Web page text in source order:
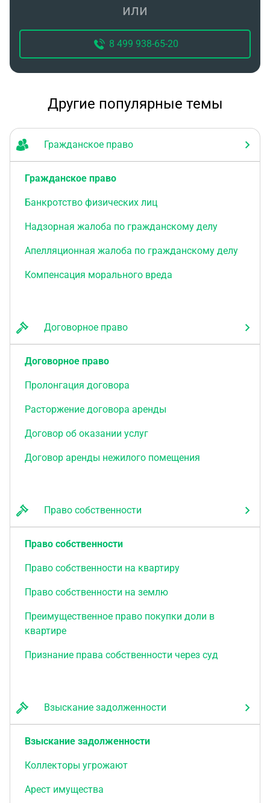
или
8 499 938-65-20
Другие популярные темы
Гражданское право
Гражданское право
Банкротство физических лиц
Надзорная жалоба по гражданскому делу
Апелляционная жалоба по гражданскому делу
Компенсация морального вреда
Договорное право
Договорное право
Пролонгация договора
Расторжение договора аренды
Договор об оказании услуг
Договор аренды нежилого помещения
Право собственности
Право собственности
Право собственности на квартиру
Право собственности на землю
Преимущественное право покупки доли в
квартире
Признание права собственности через суд
Взыскание задолженности
Взыскание задолженности
Коллекторы угрожают
Арест имущества